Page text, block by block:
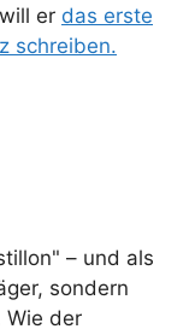
er das erste
schreiben.
– und als
sondern
Wie der